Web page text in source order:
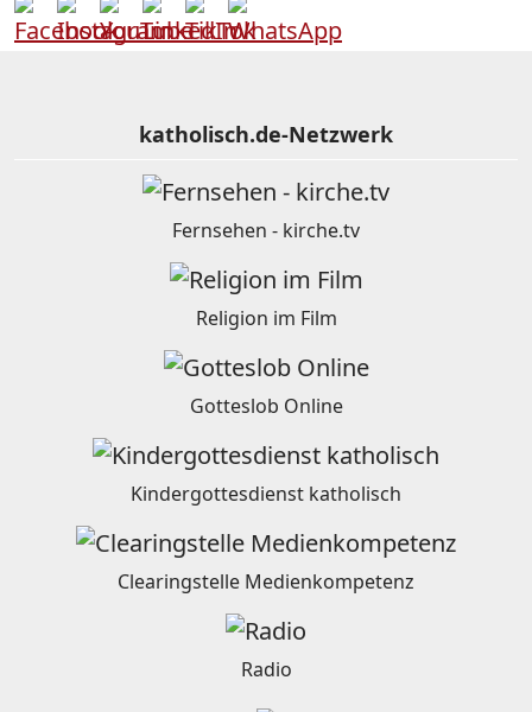
katholisch.de-Netzwerk
Fernsehen - kirche.tv
Religion im Film
Gotteslob Online
Kindergottesdienst katholisch
Clearingstelle Medienkompetenz
Radio